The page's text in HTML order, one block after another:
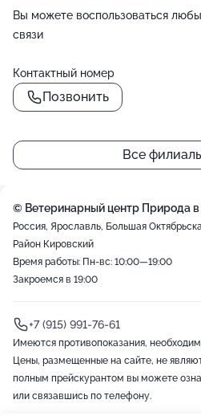
Вы можете воспользоваться
связи
Контактный номер
Позвонить
Все
© Ветеринарный центр Природа
Россия, Ярославль, Большая
Район Кировский
Время работы: Пн-вс: 10:00—19:00
Закроемся в 19:00
+7 (915) 991-76-61
Имеются противопоказания,
Цены, размещенные на сайте, не
полным прейскурантом вы можете
или связавшись по телефону.